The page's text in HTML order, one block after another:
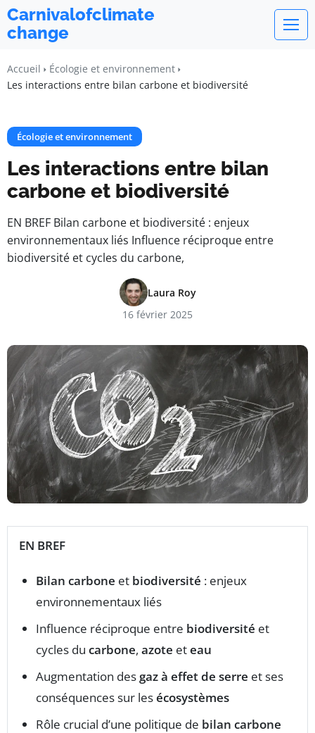
Carnivalofclimate
change
Accueil
Écologie et environnement
Les interactions entre bilan carbone et biodiversité
Écologie et environnement
Les interactions entre bilan
carbone et biodiversité
EN BREF Bilan carbone et biodiversité : enjeux
environnementaux liés Influence réciproque entre
biodiversité et cycles du carbone,
Laura Roy
16 février 2025
EN BREF
Bilan carbone et biodiversité : enjeux
environnementaux liés
Influence réciproque entre biodiversité et
cycles du carbone, azote eteau
Augmentation des gaz à effet de serre et ses
conséquences sur lesécosystèmes
Rôle crucial d’une politique de bilan carbone